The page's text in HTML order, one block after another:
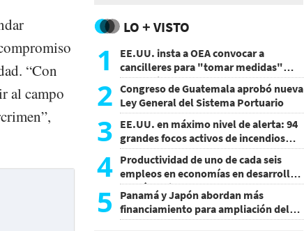
“Con
al campo
LO + VISTO
1
EE.UU. insta a OEA convocar a
cancilleres para "tomar medidas"
sobre Nicaragua
2 Congreso de Guatemala aprobó nueva
Ley General del Sistema Portuario
3 EE.UU. en máximo nivel de alerta: 94
grandes focos activos de incendios
forestales
4 Productividad de uno de cada seis
empleos en economías en desarrollo
podría mejorar por la IA
5
Panamá y Japón abordan más
financiamiento para ampliación del
metro